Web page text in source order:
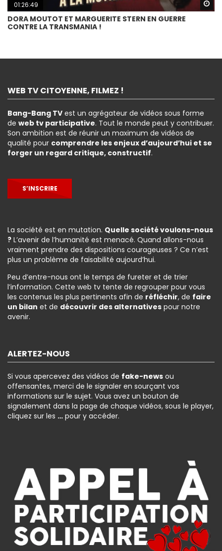
01:26:49
DORA MOUTOT ET MARGUERITE STERN EN GUERRE
CONTRE LA TRANSMANIA !
WEB TV CITOYENNE, FILMEZ !
Bang-Bang TV est un agrégateur de vidéos sous forme
de web tv participative. Tout le monde peut y contribuer.
Son ambition est de réunir un maximum de vidéos de
qualité pour comprendre les enjeux d’aujourd’hui et se
forger un regard critique, constructif.
S’INSCRIRE
La société est en mutation. Quelle société voulons-nous
? L’avenir de l’humanité est menacé. Quand allons-nous
vraiment prendre des dispositions courageuses ? Ce n’est
plus un problème de faisabilité aujourd’hui.
Peu d’entre-nous ont le temps de fureter et de trier
l’information. Cette web tv tente de regrouper pour vous
les contenus les plus pertinents afin de réfléchir, de faire
un bilan et de découvrir des alternatives pour notre
avenir.
ALERTEZ-NOUS
Si vous apercevez des vidéos de fake-news ou
offensantes, merci de le signaler en sourçant vos
informations sur le sujet. Vous avez un bouton de
signalement dans la page de chaque vidéos, sous le player,
cliquez sur les … pour y accéder.